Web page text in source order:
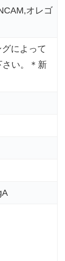
オレゴ
によって
い。＊新